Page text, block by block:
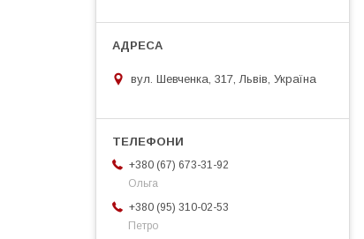
вул. Шевченка, 317, Львів, Україна
+380 (67) 673-31-92
Ольга
+380 (95) 310-02-53
Петро